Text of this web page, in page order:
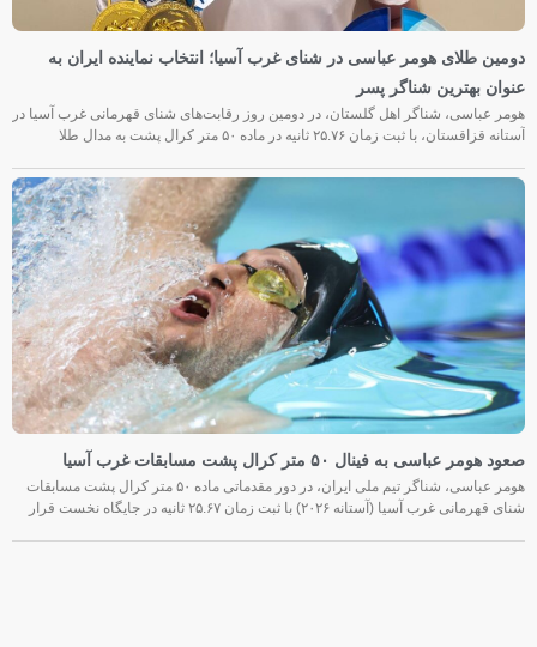
دومین طلای هومر عباسی در شنای غرب آسیا؛ انتخاب نماینده ایران به
عنوان بهترین شناگر پسر
هومر عباسی، شناگر اهل گلستان، در دومین روز رقابت‌های شنای قهرمانی غرب آسیا در
آستانه قزاقستان، با ثبت زمان ۲۵.۷۶ ثانیه در ماده ۵۰ متر کرال پشت به مدال طلا
صعود هومر عباسی به فینال ۵۰ متر کرال پشت مسابقات غرب آسیا
هومر عباسی، شناگر تیم ملی ایران، در دور مقدماتی ماده ۵۰ متر کرال پشت مسابقات
شنای قهرمانی غرب آسیا (آستانه ۲۰۲۶) با ثبت زمان ۲۵.۶۷ ثانیه در جایگاه نخست قرار